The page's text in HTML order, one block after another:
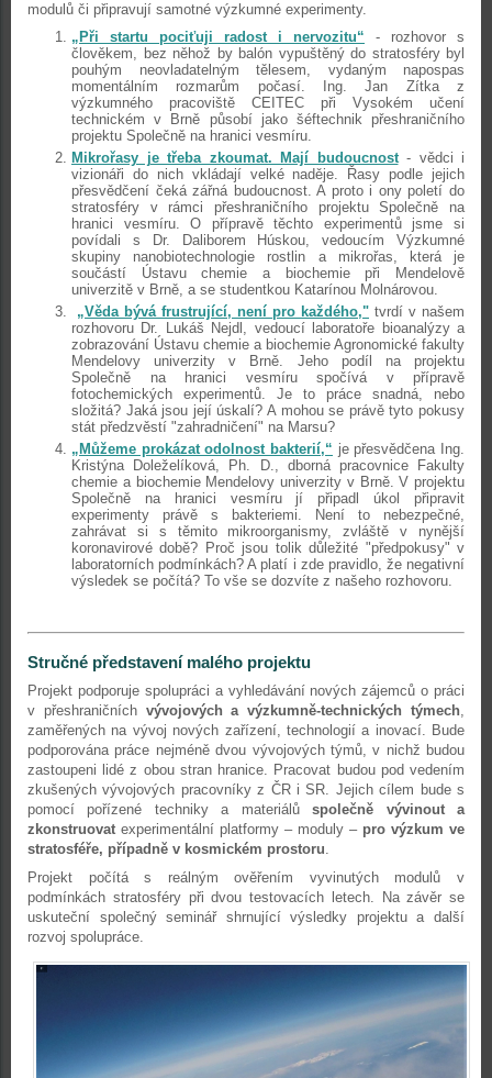
modulů či připravují samotné výzkumné experimenty.
„Při startu pociťuji radost i nervozitu“ - rozhovor s
člověkem, bez něhož by balón vypuštěný do stratosféry byl
pouhým neovladatelným tělesem, vydaným napospas
momentálním rozmarům počasí. Ing. Jan Zítka z
výzkumného pracoviště CEITEC při Vysokém učení
technickém v Brně působí jako šéftechnik přeshraničního
projektu Společně na hranici vesmíru.
Mikrořasy je třeba zkoumat. Mají budoucnost- vědci i
vizionáři do nich vkládají velké naděje. Řasy podle jejich
přesvědčení čeká zářná budoucnost. A proto i ony poletí do
stratosféry v rámci přeshraničního projektu Společně na
hranici vesmíru. O přípravě těchto experimentů jsme si
povídali s Dr. Daliborem Húskou, vedoucím Výzkumné
skupiny nanobiotechnologie rostlin a mikrořas, která je
součástí Ústavu chemie a biochemie při Mendelově
univerzitě v Brně, a se studentkou Katarínou Molnárovou.
„Věda bývá frustrující, není pro každého," tvrdí v našem
rozhovoru Dr. Lukáš Nejdl, vedoucí laboratoře bioanalýzy a
zobrazování Ústavu chemie a biochemie Agronomické fakulty
Mendelovy univerzity v Brně. Jeho podíl na projektu
Společně na hranici vesmíru spočívá v přípravě
fotochemických experimentů. Je to práce snadná, nebo
složitá? Jaká jsou její úskalí? A mohou se právě tyto pokusy
stát předzvěstí "zahradničení" na Marsu?
„Můžeme prokázat odolnost bakterií,“ je přesvědčena Ing.
Kristýna Doleželíková, Ph. D., dborná pracovnice Fakulty
chemie a biochemie Mendelovy univerzity v Brně. V projektu
Společně na hranici vesmíru jí připadl úkol připravit
experimenty právě s bakteriemi. Není to nebezpečné,
zahrávat si s těmito mikroorganismy, zvláště v nynější
koronavirové době? Proč jsou tolik důležité "předpokusy" v
laboratorních podmínkách? A platí i zde pravidlo, že negativní
výsledek se počítá? To vše se dozvíte z našeho rozhovoru.
Stručné představení malého projektu
Projekt podporuje spolupráci a vyhledávání nových zájemců o práci
v přeshraničních vývojových a výzkumně-technických týmech,
zaměřených na vývoj nových zařízení, technologií a inovací. Bude
podporována práce nejméně dvou vývojových týmů, v nichž budou
zastoupeni lidé z obou stran hranice. Pracovat budou pod vedením
zkušených vývojových pracovníky z ČR i SR. Jejich cílem bude s
pomocí pořízené techniky a materiálůspolečně vývinout a
zkonstruovat experimentální platformy – moduly – pro výzkum ve
stratosféře, případně v kosmickém prostoru.
Projekt počítá s reálným ověřením vyvinutých modulů v
podmínkách stratosféry při dvou testovacích letech. Na závěr se
uskuteční společný seminář shrnující výsledky projektu a další
rozvoj spolupráce.